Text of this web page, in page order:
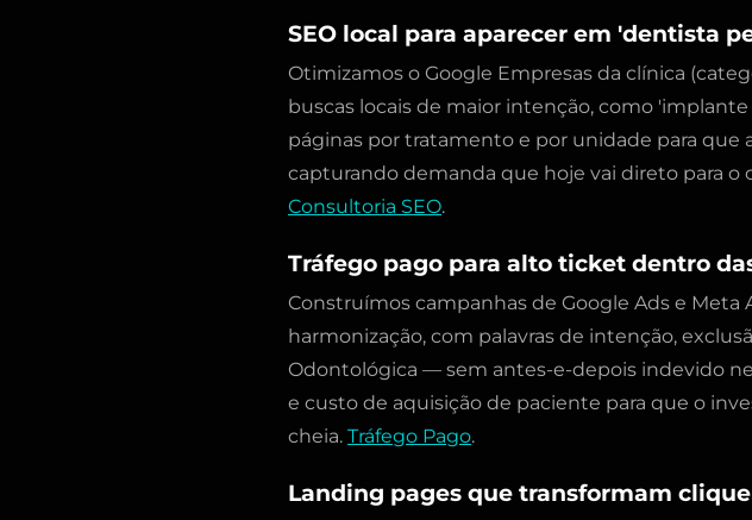
SEO local para aparecer em 'dentista
Otimizamos o Google Empresas da clínica
buscas locais de maior intenção, como
páginas por tratamento e por unidade para que
capturando demanda que hoje vai direto para
Consultoria SEO.
Tráfego pago para alto ticket dentro
Construímos campanhas de Google Ads e
harmonização, com palavras de intenção,
Odontológica — sem antes-e-depois indevido
e custo de aquisição de paciente para que o
cheia. Tráfego Pago.
Landing pages que transformam